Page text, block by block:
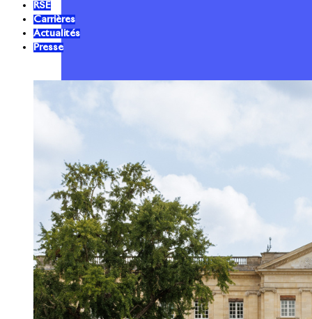
RSE
Carrières
Actualités
Presse